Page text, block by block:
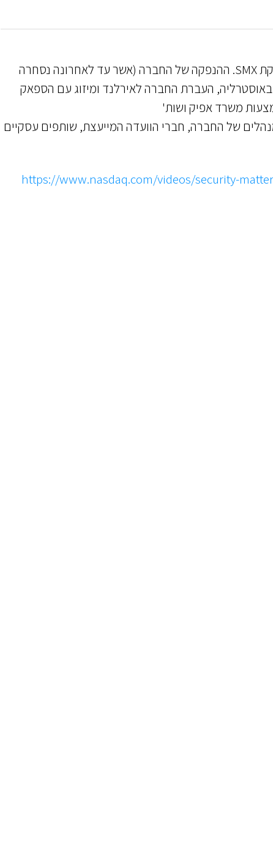
פרסום באתר נאסד"ק של אירוע "צלצול הפעמון" של הנפקת SMX. ההנפקה של החברה (אשר עד לאחרונה נסחרה
העברת החברה לאירלנד ומיזוג עם הספאק
של החברה, חברי הוועדה המייעצת, שותפים עסקיים
https://www.nasdaq.com/videos/security-